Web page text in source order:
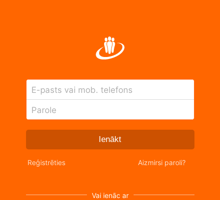
E-pasts vai mob. telefons
Parole
Ienākt
Reģistrēties Aizmirsi paroli?
Vai ienāc ar